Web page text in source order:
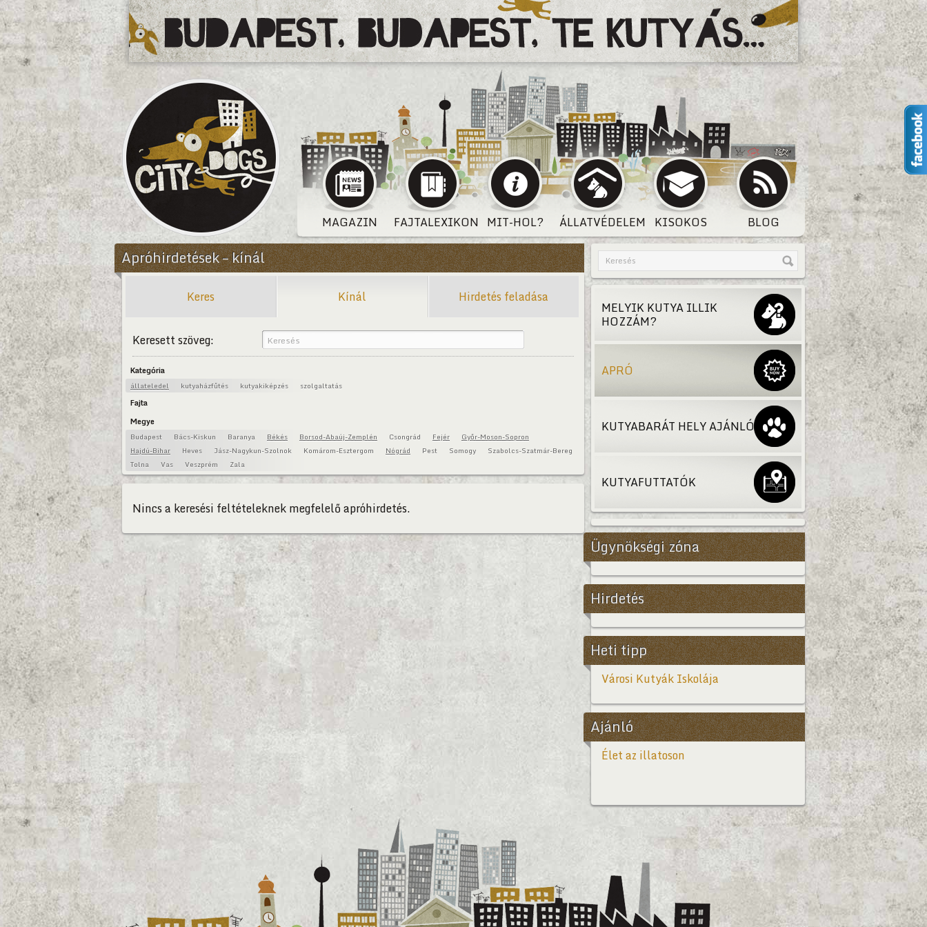
CityDogs
MAGAZIN FAJTALEXIKON MIT-HOL? ÁLLATVÉDELEM KISOKOS BLOG
Apróhirdetések – kínál
Keres Kínál Hirdetés feladása
Keresett szöveg:
Kategória
állateledel kutyaházfűtés kutyakiképzés szolgaltatás
Fajta
Megye
Budapest Bács-Kiskun Baranya Békés Borsod-Abaúj-Zemplén Csongrád Fejér
Győr-Moson-Sopron
Hajdú-Bihar
Heves Jász-Nagykun-Szolnok Komárom-Esztergom Nógrád Pest Somogy
Szabolcs-Szatmár-Bereg
Tolna
Vas Veszprém Zala
Nincs a keresési feltételeknek megfelelő apróhirdetés.
MELYIK KUTYA ILLIK
HOZZÁM?
APRÓ
KUTYABARÁT HELY AJÁNLÓ
KUTYAFUTTATÓK
Ügynökségi zóna
Hirdetés
Heti tipp
Városi Kutyák Iskolája
Ajánló
Élet az illatoson